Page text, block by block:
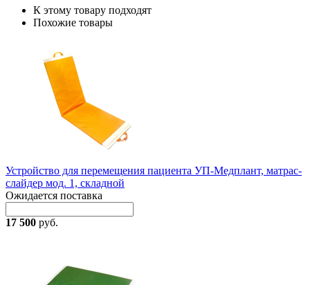
К этому товару подходят
Похожие товары
Устройство для перемещения пациента УП-Медплант, матрас-
слайдер мод. 1, складной
Ожидается поставка
17 500 руб.